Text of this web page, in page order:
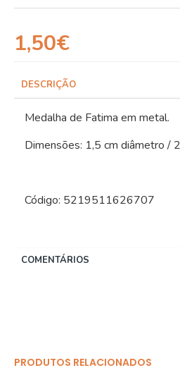
1,50€
DESCRIÇÃO
Medalha de Fatima em metal.
Dimensões: 1,5 cm diâmetro /
Código: 5219511626707
COMENTÁRIOS
PRODUTOS RELACIONADOS